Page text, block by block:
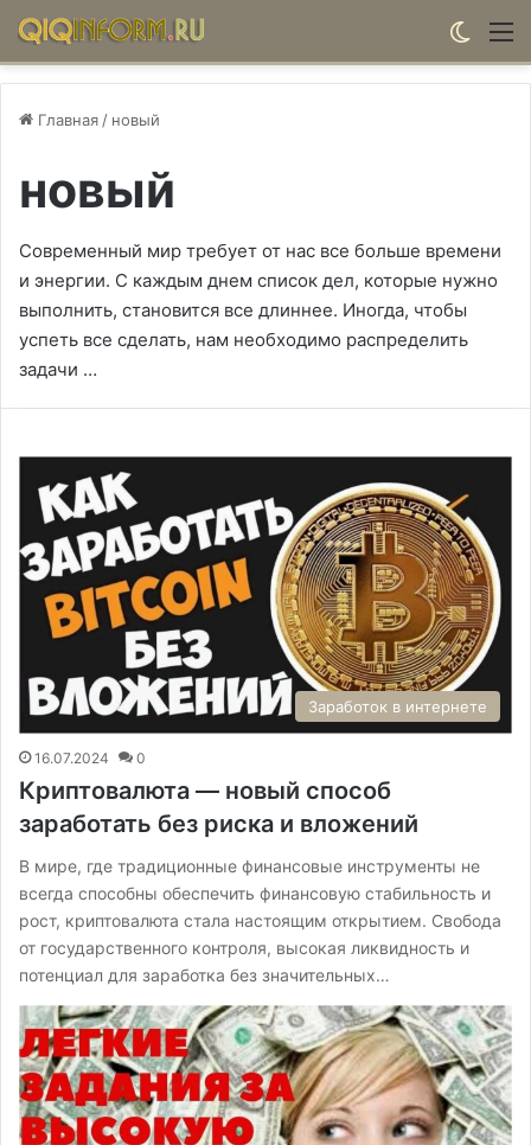
Главная / новый
новый
Современный мир требует от нас все больше времени
и энергии. С каждым днем список дел, которые нужно
выполнить, становится все длиннее. Иногда, чтобы
успеть все сделать, нам необходимо распределить
задачи …
Заработок в интернете
16.07.2024 0
Криптовалюта — новый способ
заработать без риска и вложений
В мире, где традиционные финансовые инструменты не
всегда способны обеспечить финансовую стабильность и
рост, криптовалюта стала настоящим открытием. Свобода
от государственного контроля, высокая ликвидность и
потенциал для заработка без значительных…